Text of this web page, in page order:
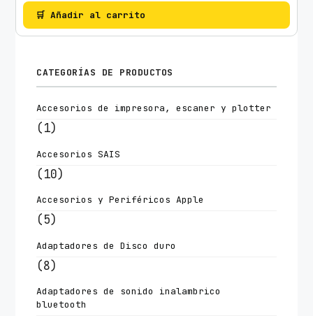
🛒 Añadir al carrito
CATEGORÍAS DE PRODUCTOS
Accesorios de impresora, escaner y plotter
(1)
Accesorios SAIS
(10)
Accesorios y Periféricos Apple
(5)
Adaptadores de Disco duro
(8)
Adaptadores de sonido inalambrico
bluetooth